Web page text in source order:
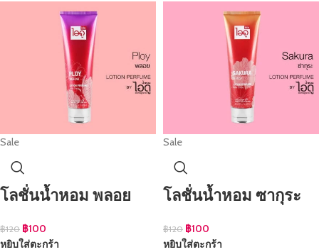
Sale
โลชั่นน้ำหอม พลอย
฿120 ฿100
หยิบใส่ตะกร้า
Sale
โลชั่นน้ำหอม ซากุระ
฿120 ฿100
หยิบใส่ตะกร้า